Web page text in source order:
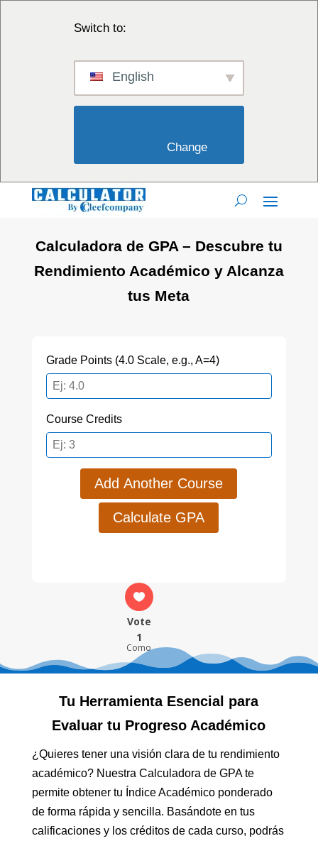
Switch to:
English
Calculadora de GPA – Descubre tu
Rendimiento Académico y Alcanza
tus Meta
Grade Points (4.0 Scale, e.g., A=4)
Course Credits
Add Another Course
Calculate GPA
Vote
1
Como
Tu Herramienta Esencial para
Evaluar tu Progreso Académico
¿Quieres tener una visión clara de tu rendimiento
académico? Nuestra Calculadora de GPA te
permite obtener tu Índice Académico ponderado
de forma rápida y sencilla. Basándote en tus
calificaciones y los créditos de cada curso, podrás